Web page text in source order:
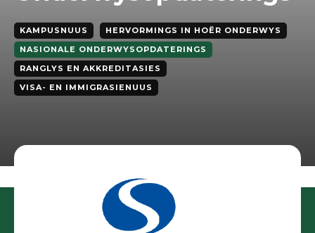
KAMPUSNUUS
HERVORMINGS IN HOËR ONDERWYS
NASIONALE ONDERWYSOPDATERINGS
RANGLYS EN AKKREDITASIES
VISA- EN IMMIGRASIENUUS